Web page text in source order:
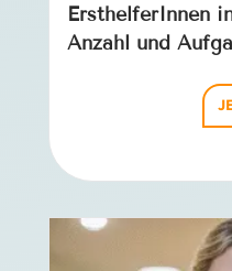
ErsthelferInnen
Anzahl und